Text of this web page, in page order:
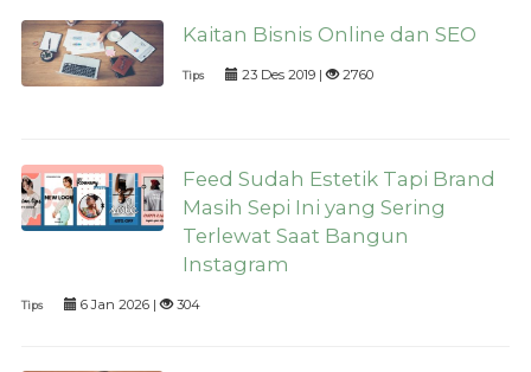
Kaitan Bisnis Online dan SEO
Tips 23 Des 2019 | 2760
Feed Sudah Estetik Tapi Brand
Masih Sepi Ini yang Sering
Terlewat Saat Bangun
Instagram
Tips 6 Jan 2026 | 304